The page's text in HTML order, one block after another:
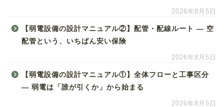
2026年8月5日
【弱電設備の設計マニュアル②】配管・配線ルート ― 空
配管という、いちばん安い保険
2026年8月5日
【弱電設備の設計マニュアル①】全体フローと工事区分
― 弱電は「誰が引くか」から始まる
2026年8月5日